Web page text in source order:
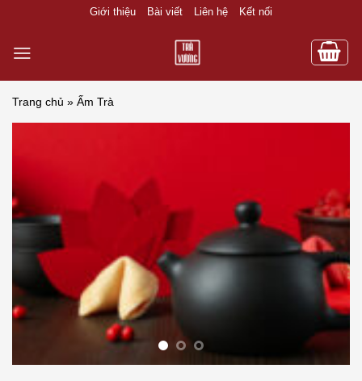
content
Giới thiệu Bài viết Liên hệ Kết nối
Trang chủ » Ấm Trà